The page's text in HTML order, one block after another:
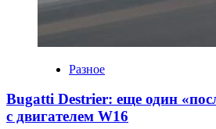
Разное
Bugatti Destrier: еще один
с двигателем W16